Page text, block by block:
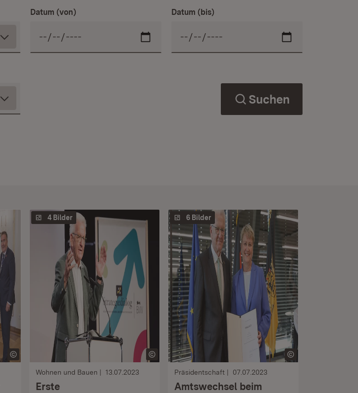
Datum (von) Datum (bis)
Suchen
4 Bilder
Wohnen und Bauen 13.07.2023
Erste
6 Bilder
Präsidentschaft 07.07.2023
Amtswechsel beim